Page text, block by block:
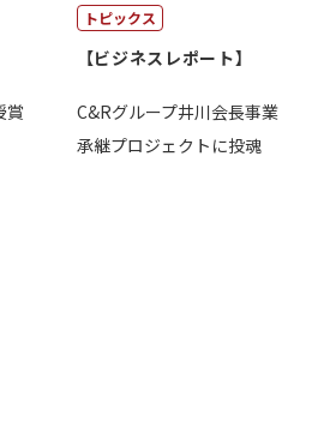
賞
トピックス
【ビジネスレポート】
C&Rグループ井川会長事業
承継プロジェクトに投魂